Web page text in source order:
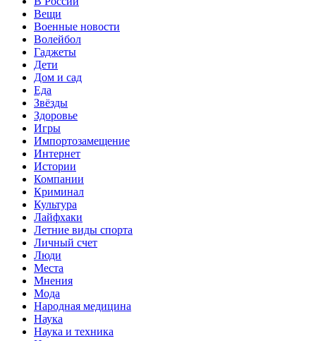
Вещи
Военные новости
Волейбол
Гаджеты
Дети
Дом и сад
Еда
Звёзды
Здоровье
Игры
Импортозамещение
Интернет
Истории
Компании
Криминал
Культура
Лайфхаки
Летние виды спорта
Личный счет
Люди
Места
Мнения
Мода
Народная медицина
Наука
Наука и техника